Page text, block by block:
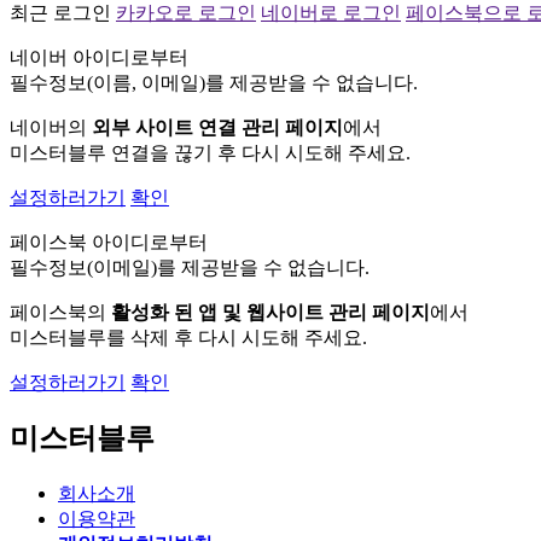
최근 로그인 카카오로 로그인 네이버로 로그인 페이스북으로
네이버 아이디로부터
필수정보(이름, 이메일)를 제공받을 수 없습니다.
네이버의 외부 사이트 연결 관리 페이지 에서
미스터블루 연결을 끊기 후 다시 시도해 주세요.
설정하러가기 확인
페이스북 아이디로부터
필수정보(이메일)를 제공받을 수 없습니다.
페이스북의 활성화 된 앱 및 웹사이트 관리 페이지 에서
미스터블루를 삭제 후 다시 시도해 주세요.
설정하러가기 확인
미스터블루
회사소개
이용약관